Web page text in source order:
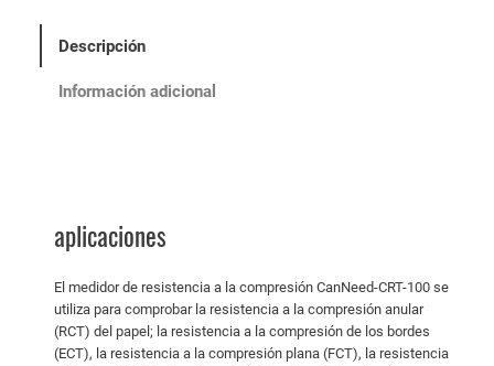
Descripción
Información adicional
aplicaciones
El medidor de resistencia a la compresión CanNeed-CRT-100 se
utiliza para comprobar la resistencia a la compresión anular
(RCT) del papel; la resistencia a la compresión de los bordes
(ECT), la resistencia a la compresión plana (FCT), la resistencia